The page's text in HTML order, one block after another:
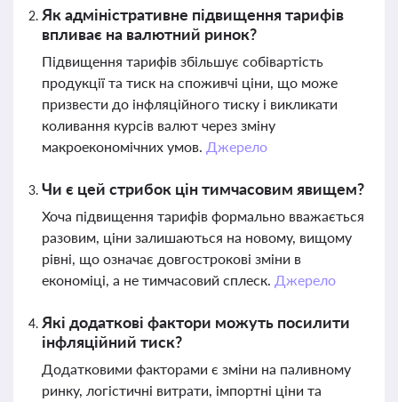
Як адміністративне підвищення тарифів
впливає на валютний ринок?
Підвищення тарифів збільшує собівартість
продукції та тиск на споживчі ціни, що може
призвести до інфляційного тиску і викликати
коливання курсів валют через зміну
макроекономічних умов. Джерело
Чи є цей стрибок цін тимчасовим явищем?
Хоча підвищення тарифів формально вважається
разовим, ціни залишаються на новому, вищому
рівні, що означає довгострокові зміни в
економіці, а не тимчасовий сплеск. Джерело
Які додаткові фактори можуть посилити
інфляційний тиск?
Додатковими факторами є зміни на паливному
ринку, логістичні витрати, імпортні ціни та